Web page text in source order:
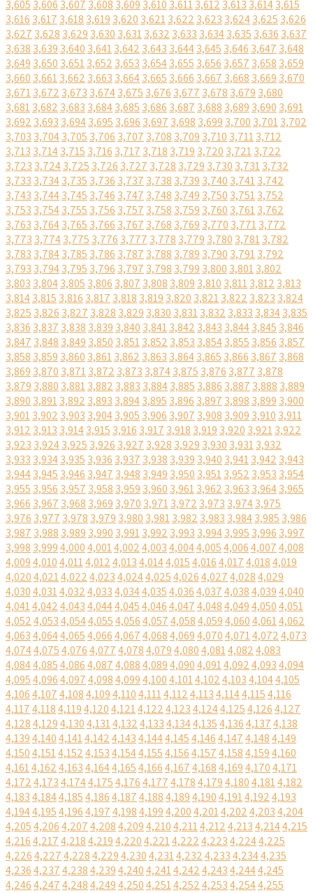
3,605 3,606 3,607 3,608 3,609 3,610 3,6113,612 3,613 3,6143,615
3,616 3,617 3,618 3,619 3,620 3,6213,622 3,623 3,6243,625 3,626
3,627 3,628 3,629 3,630 3,6313,632 3,633 3,6343,635 3,636 3,637
3,638 3,639 3,640 3,6413,642 3,643 3,6443,645 3,646 3,647 3,648
3,649 3,650 3,6513,652 3,653 3,6543,655 3,656 3,657 3,658 3,659
3,660 3,6613,662 3,663 3,6643,665 3,666 3,667 3,668 3,669 3,670
3,6713,672 3,673 3,6743,675 3,676 3,677 3,678 3,679 3,680
3,6813,682 3,683 3,6843,685 3,686 3,687 3,688 3,689 3,690 3,691
3,692 3,693 3,6943,695 3,696 3,697 3,698 3,699 3,700 3,7013,702
3,703 3,7043,705 3,706 3,707 3,708 3,709 3,710 3,7113,712
3,713 3,7143,715 3,716 3,717 3,718 3,719 3,720 3,7213,722
3,723 3,7243,725 3,726 3,727 3,728 3,729 3,730 3,7313,732
3,733 3,7343,735 3,736 3,737 3,738 3,739 3,740 3,7413,742
3,743 3,7443,745 3,746 3,747 3,748 3,749 3,750 3,7513,752
3,753 3,7543,755 3,756 3,757 3,758 3,759 3,760 3,7613,762
3,763 3,7643,765 3,766 3,767 3,768 3,769 3,770 3,7713,772
3,773 3,7743,775 3,776 3,777 3,778 3,779 3,780 3,7813,782
3,783 3,7843,785 3,786 3,787 3,788 3,789 3,790 3,7913,792
3,793 3,7943,795 3,796 3,797 3,798 3,799 3,800 3,8013,802
3,803 3,8043,805 3,806 3,807 3,808 3,809 3,810 3,8113,812 3,813
3,8143,815 3,816 3,817 3,818 3,819 3,820 3,8213,822 3,823 3,824
3,825 3,826 3,827 3,828 3,829 3,830 3,8313,832 3,833 3,8343,835
3,836 3,837 3,838 3,839 3,840 3,8413,842 3,843 3,8443,845 3,846
3,847 3,848 3,849 3,850 3,8513,852 3,853 3,8543,855 3,856 3,857
3,858 3,859 3,860 3,8613,862 3,863 3,8643,865 3,866 3,867 3,868
3,869 3,870 3,8713,872 3,873 3,8743,875 3,876 3,877 3,878
3,879 3,880 3,8813,882 3,883 3,8843,885 3,886 3,887 3,888 3,889
3,890 3,8913,892 3,893 3,8943,895 3,896 3,897 3,898 3,899 3,900
3,9013,902 3,903 3,9043,905 3,906 3,907 3,908 3,909 3,910 3,911
3,912 3,913 3,9143,915 3,916 3,917 3,918 3,919 3,920 3,9213,922
3,923 3,9243,925 3,926 3,927 3,928 3,929 3,930 3,9313,932
3,933 3,9343,935 3,936 3,937 3,938 3,939 3,940 3,9413,942 3,943
3,9443,945 3,946 3,947 3,948 3,949 3,950 3,9513,952 3,953 3,954
3,955 3,956 3,957 3,958 3,959 3,960 3,9613,962 3,963 3,9643,965
3,966 3,967 3,968 3,969 3,970 3,9713,972 3,973 3,9743,975
3,976 3,977 3,978 3,979 3,980 3,9813,982 3,983 3,9843,985 3,986
3,987 3,988 3,989 3,990 3,9913,992 3,993 3,9943,995 3,996 3,997
3,998 3,9994,0004,0014,0024,0034,0044,0054,0064,0074,008
4,0094,0104,0114,0124,0134,0144,0154,0164,0174,0184,019
4,0204,0214,0224,0234,0244,0254,0264,0274,0284,029
4,0304,0314,0324,0334,0344,0354,0364,0374,0384,0394,040
4,0414,0424,0434,0444,0454,0464,0474,0484,0494,0504,051
4,0524,0534,0544,0554,0564,0574,0584,0594,0604,0614,062
4,0634,0644,0654,0664,0674,0684,0694,0704,0714,0724,073
4,0744,0754,0764,0774,0784,0794,0804,0814,0824,083
4,0844,0854,0864,0874,0884,0894,0904,0914,0924,0934,094
4,0954,0964,0974,0984,0994,1004,1014,1024,1034,1044,105
4,1064,1074,1084,1094,1104,1114,1124,1134,1144,1154,116
4,1174,1184,1194,1204,1214,1224,1234,1244,1254,1264,127
4,1284,1294,1304,1314,1324,1334,1344,1354,1364,1374,138
4,1394,1404,1414,1424,1434,1444,1454,1464,1474,1484,149
4,1504,1514,1524,1534,1544,1554,1564,1574,1584,1594,160
4,1614,1624,1634,1644,1654,1664,1674,1684,1694,1704,171
4,1724,1734,1744,1754,1764,1774,1784,1794,1804,1814,182
4,1834,1844,1854,1864,1874,1884,1894,1904,1914,1924,193
4,1944,1954,1964,1974,1984,1994,2004,2014,2024,2034,204
4,2054,2064,2074,2084,2094,2104,2114,2124,2134,2144,215
4,2164,2174,2184,2194,2204,2214,2224,2234,2244,225
4,2264,2274,2284,2294,2304,2314,2324,2334,2344,235
4,2364,2374,2384,2394,2404,2414,2424,2434,2444,245
4,2464,2474,2484,2494,2504,2514,2524,2534,2544,255